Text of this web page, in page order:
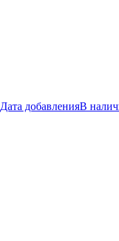
Дата добавленияВ